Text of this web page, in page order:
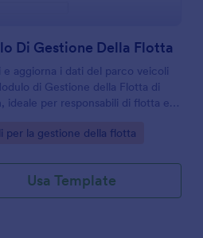
Di Gestione Della Flotta
e aggiorna i dati del parco veicoli
di Gestione della Flotta di
ideale per responsabili di flotta e
online.
per la gestione della flotta
Usa Template